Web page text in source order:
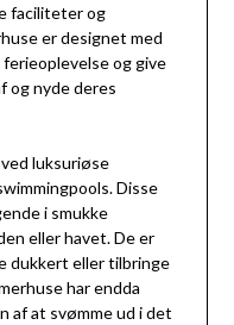
faciliteter og
er designet med
og give
og nyde deres
luksuriøse
Disse
i smukke
eller havet. De er
dukkert eller tilbringe
har endda
af at svømme ud i det